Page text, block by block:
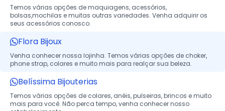
Temos várias opções de maquiagens, acessórios,
bolsas,mochilas e muitas outras variedades. Venha adquirir os
seus acessórios conosco.
Flora Bijoux
Venha conhecer nossa lojinha. Temos várias opções de choker,
phone strap, colares e muito mais para realçar sua beleza.
Belíssima Bijouterias
Temos várias opções de colares, anéis, pulseiras, brincos e muito
mais para você. Não perca tempo, venha conhecer nosso